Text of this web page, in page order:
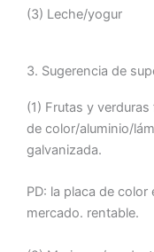
(3) Leche/yogur
3. Sugerencia de
(1) Frutas y
de color/aluminio/
galvanizada.
PD: la placa de
mercado. rentable.